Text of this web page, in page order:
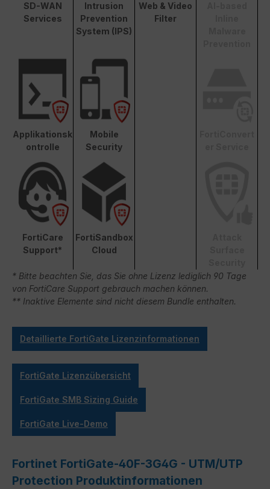
SD-WAN
Services
Intrusion
Prevention
System (IPS)
Web & Video
Filter
Applikationsk
ontrolle
Mobile
Security
FortiCare
Support*
FortiSandbox
Cloud
* Bitte beachten Sie, das Sie ohne Lizenz lediglich 90 Tage
von FortiCare Support gebrauch machen können.
** Inaktive Elemente sind nicht diesem Bundle enthalten.
Detaillierte FortiGate Lizenzinformationen
FortiGate Lizenzübersicht
FortiGate SMB Sizing Guide
FortiGate Live-Demo
Fortinet FortiGate-40F-3G4G - UTM/UTP
Protection Produktinformationen